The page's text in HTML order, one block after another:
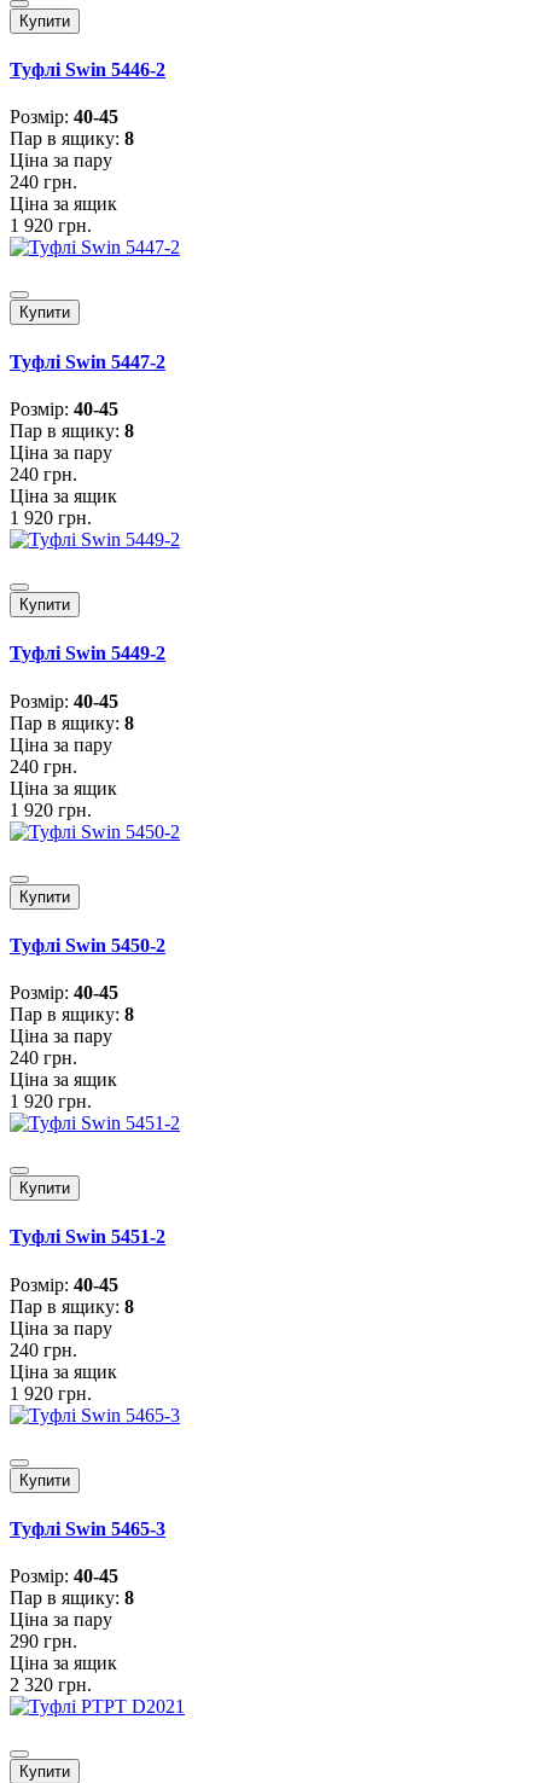
Купити
Туфлі Swin 5446-2
Розмiр: 40-45
Пар в ящику: 8
Ціна за пару
240 грн.
Ціна за ящик
1 920 грн.
Купити
Туфлі Swin 5447-2
Розмiр: 40-45
Пар в ящику: 8
Ціна за пару
240 грн.
Ціна за ящик
1 920 грн.
Купити
Туфлі Swin 5449-2
Розмiр: 40-45
Пар в ящику: 8
Ціна за пару
240 грн.
Ціна за ящик
1 920 грн.
Купити
Туфлі Swin 5450-2
Розмiр: 40-45
Пар в ящику: 8
Ціна за пару
240 грн.
Ціна за ящик
1 920 грн.
Купити
Туфлі Swin 5451-2
Розмiр: 40-45
Пар в ящику: 8
Ціна за пару
240 грн.
Ціна за ящик
1 920 грн.
Купити
Туфлі Swin 5465-3
Розмiр: 40-45
Пар в ящику: 8
Ціна за пару
290 грн.
Ціна за ящик
2 320 грн.
Купити